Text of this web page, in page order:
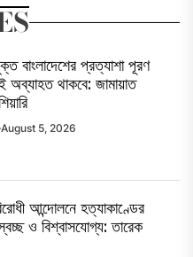
বাংলাদেশের প্রত্যাশা পূরণ
অব্যাহত থাকবে: জামায়াত
August 5, 2026
আন্দোলনে হত্যাকাণ্ডের
ও বিশ্বাসযোগ্য: তারেক